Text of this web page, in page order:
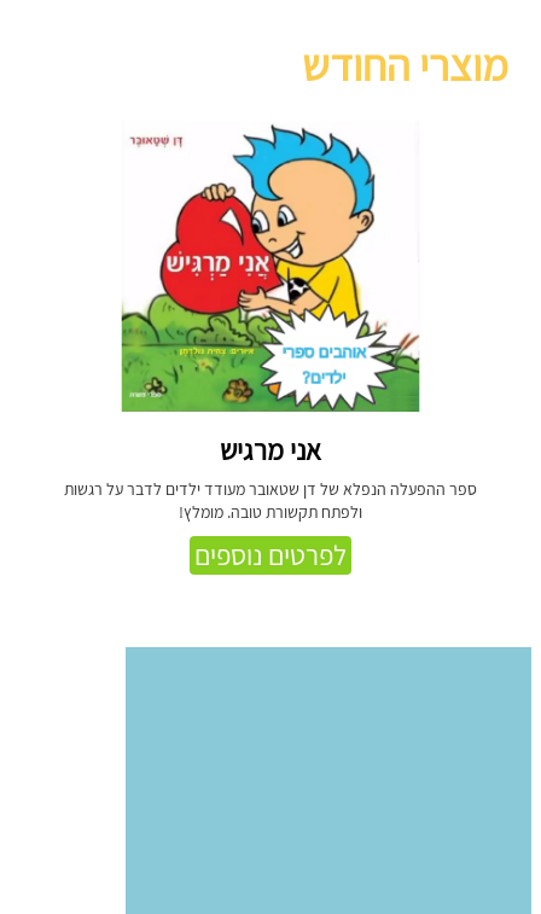
מוצרי החודש
אני מרגיש
ספר ההפעלה הנפלא של דן שטאובר מעודד ילדים לדבר על רגשות
ולפתח תקשורת טובה. מומלץ!
לפרטים נוספים